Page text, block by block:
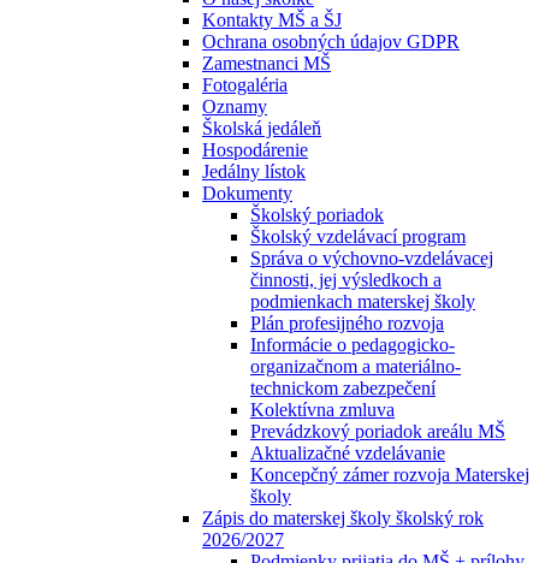
Kontakty MŠ a ŠJ
Ochrana osobných údajov GDPR
Zamestnanci MŠ
Fotogaléria
Oznamy
Školská jedáleň
Hospodárenie
Jedálny lístok
Dokumenty
Školský poriadok
Školský vzdelávací program
Správa o výchovno-vzdelávacej
činnosti, jej výsledkoch a
podmienkach materskej školy
Plán profesijného rozvoja
Informácie o pedagogicko-
organizačnom a materiálno-
technickom zabezpečení
Kolektívna zmluva
Prevádzkový poriadok areálu MŠ
Aktualizačné vzdelávanie
Koncepčný zámer rozvoja Materskej
školy
Zápis do materskej školy školský rok
2026/2027